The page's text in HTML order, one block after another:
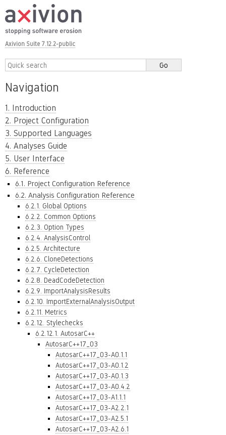
Axivion Suite 7.12.2-public
Navigation
1. Introduction
2. Project Configuration
3. Supported Languages
4. Analyses Guide
5. User Interface
6. Reference
6.1. Project Configuration Reference
6.2. Analysis Configuration Reference
6.2.1. Global Options
6.2.2. Common Options
6.2.3. Option Types
6.2.4. AnalysisControl
6.2.5. Architecture
6.2.6. CloneDetections
6.2.7. CycleDetection
6.2.8. DeadCodeDetection
6.2.9. ImportAnalysisResults
6.2.10. ImportExternalAnalysisOutput
6.2.11. Metrics
6.2.12. Stylechecks
6.2.12.1. AutosarC++
AutosarC++17_03
AutosarC++17_03-A0.1.1
AutosarC++17_03-A0.1.2
AutosarC++17_03-A0.1.3
AutosarC++17_03-A0.4.2
AutosarC++17_03-A1.1.1
AutosarC++17_03-A2.2.1
AutosarC++17_03-A2.5.1
AutosarC++17_03-A2.6.1